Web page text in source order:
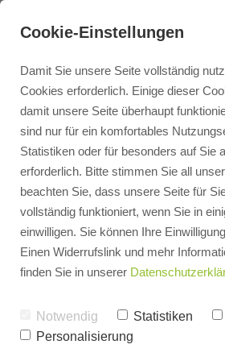
Kontakt
Terminbuchung
Heizungsangebot
PV Rechner
Cookie-Einstellungen
Damit Sie unsere Seite vollständig
Cookies erforderlich. Einige dieser
damit unsere Seite überhaupt
sind nur für ein komfortables
Statistiken oder für besonders auf Sie
erforderlich. Bitte stimmen Sie all
beachten Sie, dass unsere Seite für
vollständig funktioniert, wenn Sie in
einwilligen. Sie können Ihre
Einen Widerrufslink und mehr
finden Sie in unserer
Notwendig Statistiken
Personalisierung